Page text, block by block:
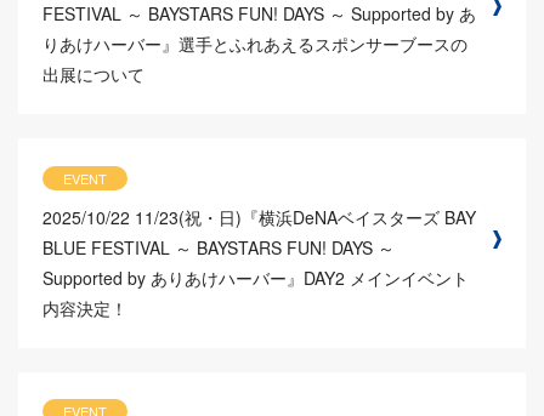
FESTIVAL ～ BAYSTARS FUN! DAYS ～ Supported by あ
りあけハーバー』選手とふれあえるスポンサーブースの
出展について
EVENT
2025/10/22 11/23(祝・日)『横浜DeNAベイスターズ BAY
BLUE FESTIVAL ～ BAYSTARS FUN! DAYS ～
Supported by ありあけハーバー』DAY2 メインイベント
内容決定！
EVENT